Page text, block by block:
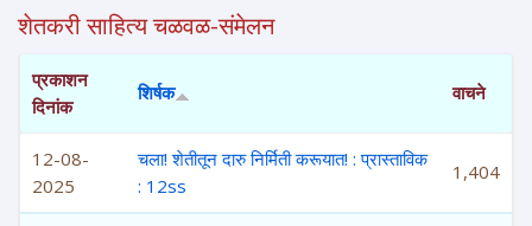
शेतकरी साहित्य चळवळ-संमेलन
प्रकाशन
दिनांक
शिर्षक वाचने
12-08-
2025
चला! शेतीतून दारु निर्मिती करूयात! : प्रास्ताविक
: 12ss
1,404